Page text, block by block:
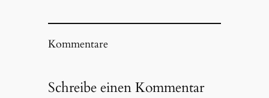
Kommentare
Schreibe einen Kommentar